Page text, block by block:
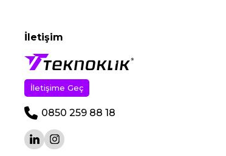
İletişim
İletişime Geç
0850 259 88 18